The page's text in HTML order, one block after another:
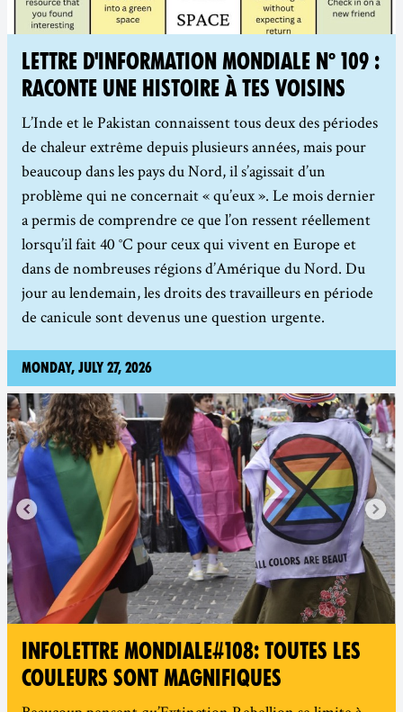
LETTRE D'INFORMATION MONDIALE N° 109 :
RACONTE UNE HISTOIRE À TES VOISINS
L’Inde et le Pakistan connaissent tous deux des périodes
de chaleur extrême depuis plusieurs années, mais pour
beaucoup dans les pays du Nord, il s’agissait d’un
problème qui ne concernait « qu’eux ». Le mois dernier
a permis de comprendre ce que l’on ressent réellement
lorsqu’il fait 40 °C pour ceux qui vivent en Europe et
dans de nombreuses régions d’Amérique du Nord. Du
jour au lendemain, les droits des travailleurs en période
de canicule sont devenus une question urgente.
Monday, July 27, 2026
INFOLETTRE MONDIALE#108: TOUTES LES
COULEURS SONT MAGNIFIQUES